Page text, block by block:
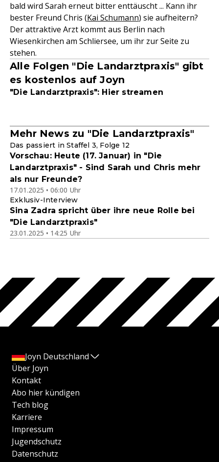
bald wird Sarah erneut bitter enttäuscht ... Kann ihr
bester Freund Chris (Kai Schumann) sie aufheitern?
Der attraktive Arzt kommt aus Berlin nach
Wiesenkirchen am Schliersee, um ihr zur Seite zu
stehen.
Alle Folgen "Die Landarztpraxis" gibt
es kostenlos auf Joyn
"Die Landarztpraxis": Hier streamen
Mehr News zu "Die Landarztpraxis"
Das passiert in Staffel 3, Folge 12
Vorschau: Heute (17. Januar) in "Die
Landarztpraxis" - Sind Sarah und Chris mehr
als nur Freunde?
17.01.2025 • 06:00 Uhr
Exklusiv-Interview
Sina Zadra spricht über ihre neue Rolle bei
"Die Landarztpraxis"
23.01.2025 • 14:25 Uhr
Joyn Deutschland
Über Joyn
Kontakt
Abo hier kündigen
Tech blog
Karriere
Impressum
Jugendschutz
Datenschutz